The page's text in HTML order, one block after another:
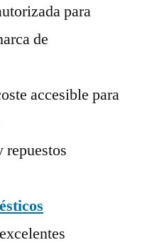
para
de
accesible para
repuestos